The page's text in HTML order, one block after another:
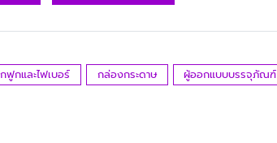
ฟูกและไฟเบอร์ กล่องกระดาษ ผู้ออกแบบบรรจุภัณฑ์